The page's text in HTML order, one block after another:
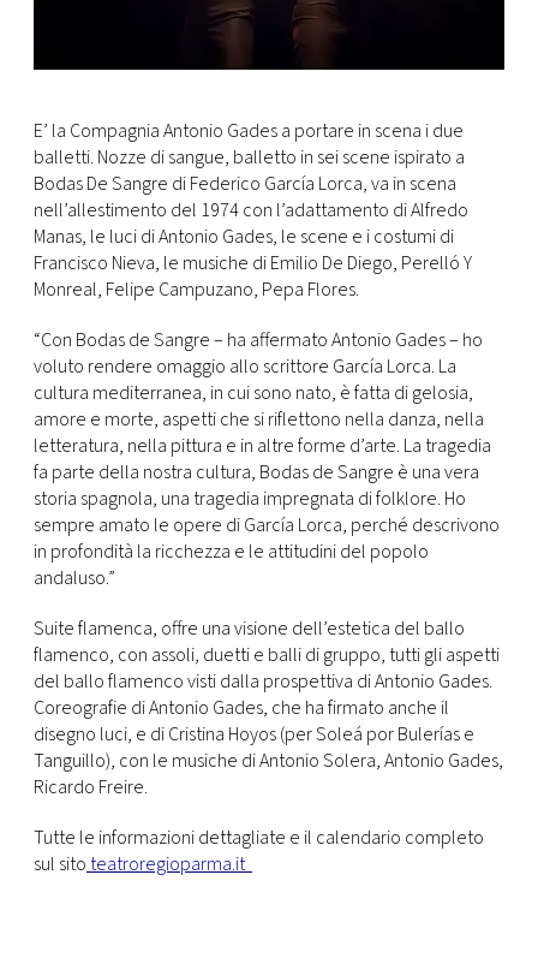
E’ la Compagnia Antonio Gades a portare in scena i due
balletti. Nozze di sangue, balletto in sei scene ispirato a
Bodas De Sangre di Federico García Lorca, va in scena
nell’allestimento del 1974 con l’adattamento di Alfredo
Manas, le luci di Antonio Gades, le scene e i costumi di
Francisco Nieva, le musiche di Emilio De Diego, Perelló Y
Monreal, Felipe Campuzano, Pepa Flores.
“Con Bodas de Sangre – ha affermato Antonio Gades – ho
voluto rendere omaggio allo scrittore García Lorca. La
cultura mediterranea, in cui sono nato, è fatta di gelosia,
amore e morte, aspetti che si riflettono nella danza, nella
letteratura, nella pittura e in altre forme d’arte. La tragedia
fa parte della nostra cultura, Bodas de Sangre è una vera
storia spagnola, una tragedia impregnata di folklore. Ho
sempre amato le opere di García Lorca, perché descrivono
in profondità la ricchezza e le attitudini del popolo
andaluso.”
Suite flamenca, offre una visione dell’estetica del ballo
flamenco, con assoli, duetti e balli di gruppo, tutti gli aspetti
del ballo flamenco visti dalla prospettiva di Antonio Gades.
Coreografie di Antonio Gades, che ha firmato anche il
disegno luci, e di Cristina Hoyos (per Soleá por Bulerías e
Tanguillo), con le musiche di Antonio Solera, Antonio Gades,
Ricardo Freire.
Tutte le informazioni dettagliate e il calendario completo
sul sitoteatroregioparma.it